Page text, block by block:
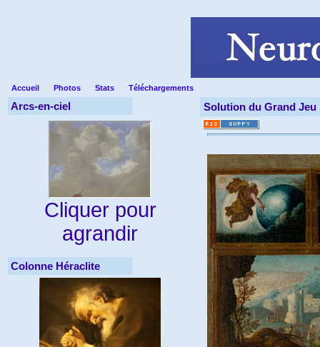
Accueil Photos Stats Téléchargements
Arcs-en-ciel
Cliquer pour
agrandir
Colonne Héraclite
Solution du Grand